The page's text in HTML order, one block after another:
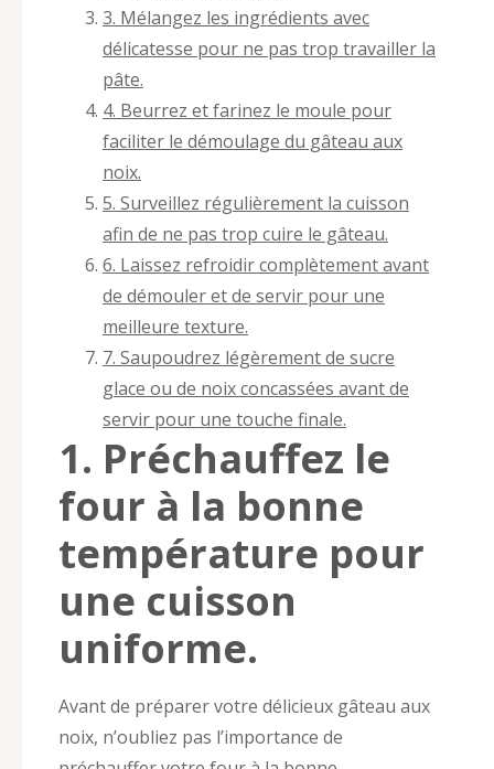
3. Mélangez les ingrédients avec
délicatesse pour ne pas trop travailler la
pâte.
4. Beurrez et farinez le moule pour
faciliter le démoulage du gâteau aux
noix.
5. Surveillez régulièrement la cuisson
afin de ne pas trop cuire le gâteau.
6. Laissez refroidir complètement avant
de démouler et de servir pour une
meilleure texture.
7. Saupoudrez légèrement de sucre
glace ou de noix concassées avant de
servir pour une touche finale.
1. Préchauffez le
four à la bonne
température pour
une cuisson
uniforme.
Avant de préparer votre délicieux gâteau aux
noix, n’oubliez pas l’importance de